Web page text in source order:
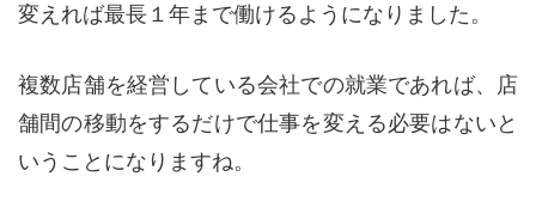
変えれば最長１年まで働けるようになりました。
複数店舗を経営している会社での就業であれば、店
舗間の移動をするだけで仕事を変える必要はないと
いうことになりますね。